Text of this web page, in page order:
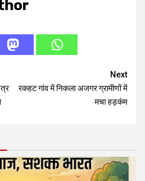
Next
रकहट गांव में निकला अजगर ग्रामीणों में
मचा हड़कंम